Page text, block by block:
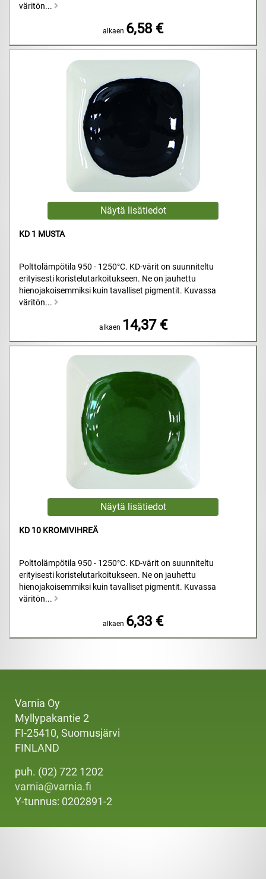
väritön...
alkaen 6,58 €
KD 1 MUSTA
Polttolämpötila 950 - 1250°C. KD-värit on suunniteltu
erityisesti koristelutarkoitukseen. Ne on jauhettu
hienojakoisemmiksi kuin tavalliset pigmentit. Kuvassa
väritön...
alkaen 14,37 €
KD 10 KROMIVIHREÄ
Polttolämpötila 950 - 1250°C. KD-värit on suunniteltu
erityisesti koristelutarkoitukseen. Ne on jauhettu
hienojakoisemmiksi kuin tavalliset pigmentit. Kuvassa
väritön...
alkaen 6,33 €
Varnia Oy
Myllypakantie 2
FI-25410, Suomusjärvi
FINLAND
puh. (02) 722 1202
varnia@varnia.fi
Y-tunnus: 0202891-2